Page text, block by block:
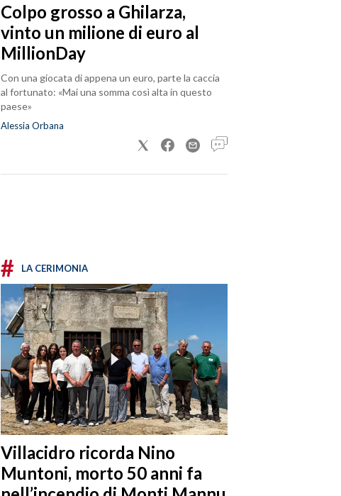
Colpo grosso a Ghilarza,
vinto un milione di euro al
MillionDay
Con una giocata di appena un euro, parte la caccia
al fortunato: «Mai una somma così alta in questo
paese»
Alessia Orbana
# LA CERIMONIA
Villacidro ricorda Nino
Muntoni, morto 50 anni fa